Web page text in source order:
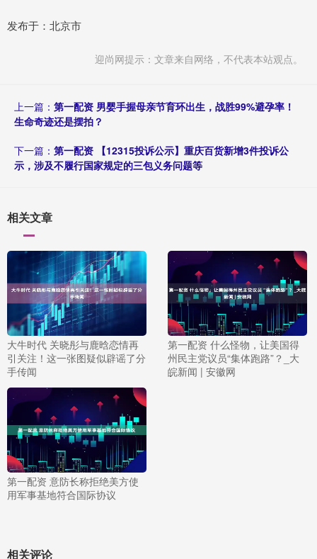
发布于：北京市
迎尚网提示：文章来自网络，不代表本站观点。
上一篇： 第一配资 男婴手握母亲节育环出生，战胜99%避孕率！
生命奇迹还是摆拍？
下一篇： 第一配资 【12315投诉公示】重庆百货新增3件投诉公
示，涉及不履行国家规定的三包义务问题等
相关文章
大牛时代 关晓彤与鹿晗恋情再
引关注！这一张图疑似辟谣了分
手传闻
第一配资 什么怪物，让美国得
州民主党议员“集体跑路”？_大
皖新闻 | 安徽网
第一配资 意防长称拒绝美方使
用军事基地符合国际协议
相关评论